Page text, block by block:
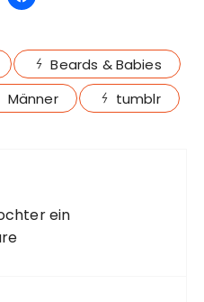
Beards & Babies
Männer tumblr
ein